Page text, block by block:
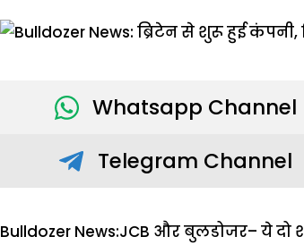
Whatsapp Channel
Telegram Channel
Bulldozer News:JCB और बुलडोजर– ये